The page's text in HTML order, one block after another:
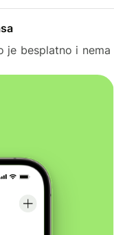
je besplatno i nema